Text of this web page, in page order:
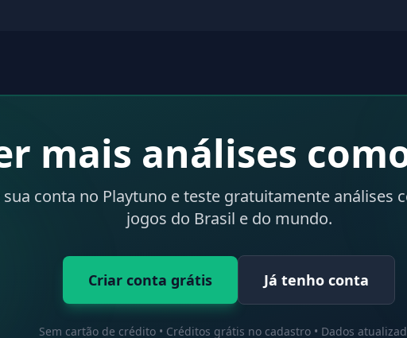
mais análises
sua conta no Playtuno e teste gratuitamente análises
jogos do Brasil e do mundo.
Criar conta grátis Já tenho conta
Sem cartão de crédito • Créditos grátis no cadastro • Dados